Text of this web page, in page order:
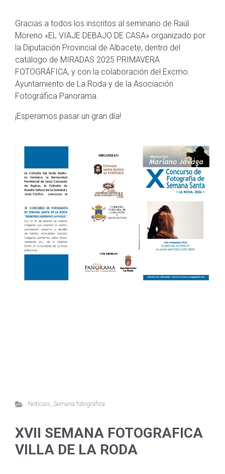
Gracias a todos los inscritos al seminario de Raúl
Moreno «EL VIAJE DEBAJO DE CASA» organizado por
la Diputación Provincial de Albacete, dentro del
catálogo de MIRADAS 2025 PRIMAVERA
FOTOGRÁFICA, y con la colaboración del Excmo.
Ayuntamiento de La Roda y de la Asociación
Fotográfica Panorama.
¡Esperamos pasar un gran día!
Noticias, Semana fotográfica
XVII SEMANA FOTOGRAFICA
VILLA DE LA RODA